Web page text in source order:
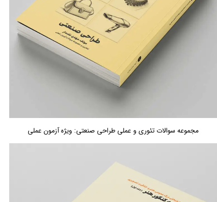
مجموعه سوالات تئوری و عملی طراحی صنعتی: ویژه آزمون عملی